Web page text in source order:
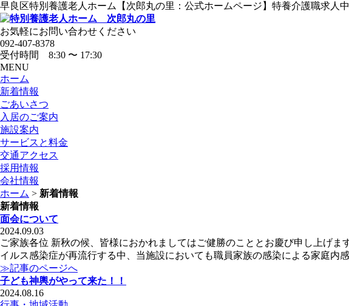
早良区特別養護老人ホーム【次郎丸の里：公式ホームページ】特養介護職求人中
お気軽にお問い合わせください
092-407-8378
受付時間 8:30 〜 17:30
MENU
ホーム
新着情報
ごあいさつ
入居のご案内
施設案内
サービスと料金
交通アクセス
採用情報
会社情報
ホーム > 新着情報
新着情報
面会について
2024.09.03
ご家族各位 新秋の候、皆様におかれましてはご健勝のこととお慶び申し上げ
イルス感染症が再流行する中、当施設においても職員家族の感染による家庭内
≫記事のページへ
子ども神輿がやって来た！！
2024.08.16